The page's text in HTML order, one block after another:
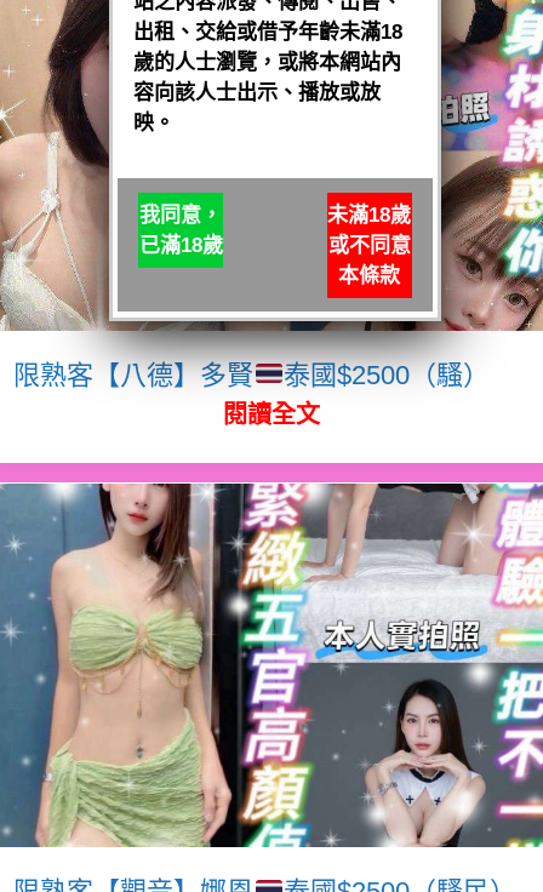
限熟客【八德】多賢 泰國$2500（騷）
閱讀全文
出租、交給或借予年齡未滿18
歲的人士瀏覽，或將本網站內
容向該人士出示、播放或放
映。
我同意，
已滿18歲
未滿18歲
或不同意
本條款